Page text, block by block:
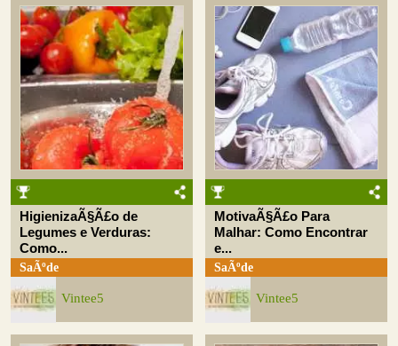
HigienizaÃ§Ã£o de
Legumes e Verduras:
Como...
SaÃºde
Vintee5
MotivaÃ§Ã£o Para
Malhar: Como Encontrar
e...
SaÃºde
Vintee5